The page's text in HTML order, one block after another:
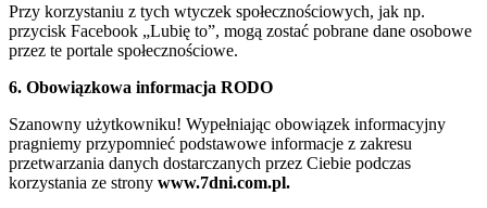
Przy korzystaniu z tych wtyczek społecznościowych, jak np.
przycisk Facebook „Lubię to”, mogą zostać pobrane dane osobowe
przez te portale społecznościowe.
6. Obowiązkowa informacja RODO
Szanowny użytkowniku! Wypełniając obowiązek informacyjny
pragniemy przypomnieć podstawowe informacje z zakresu
przetwarzania danych dostarczanych przez Ciebie podczas
korzystania ze strony www.7dni.com.pl.